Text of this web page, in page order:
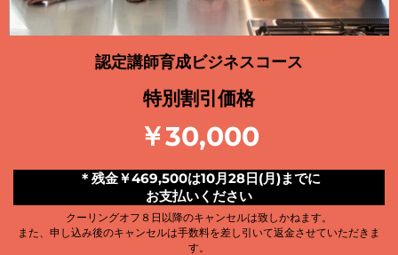
認定講師育成ビジネスコース
特別割引価格
￥30,000
＊残金￥469,500は10月28日(月)までに
お支払いください
クーリングオフ８日以降のキャンセルは致しかねます。
また、申し込み後のキャンセルは手数料を差し引いて返金させていただきま
す。